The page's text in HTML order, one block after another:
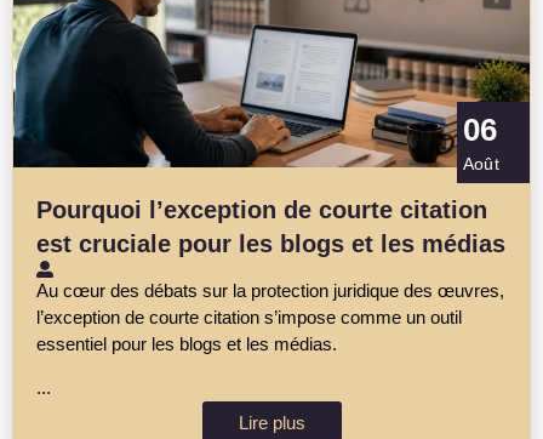
06
Août
Pourquoi l’exception de courte citation
est cruciale pour les blogs et les médias
Au cœur des débats sur la protection juridique des œuvres,
l’exception de courte citation s’impose comme un outil
essentiel pour les blogs et les médias.
...
Lire plus